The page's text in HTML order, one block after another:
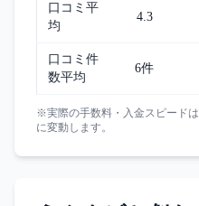
口コミ平
均
4.3
口コミ件
数平均
6件
※実際の手数料・入金スピード
に変動します。